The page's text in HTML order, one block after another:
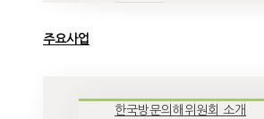
주요사업
한국방문의해위원회 소개